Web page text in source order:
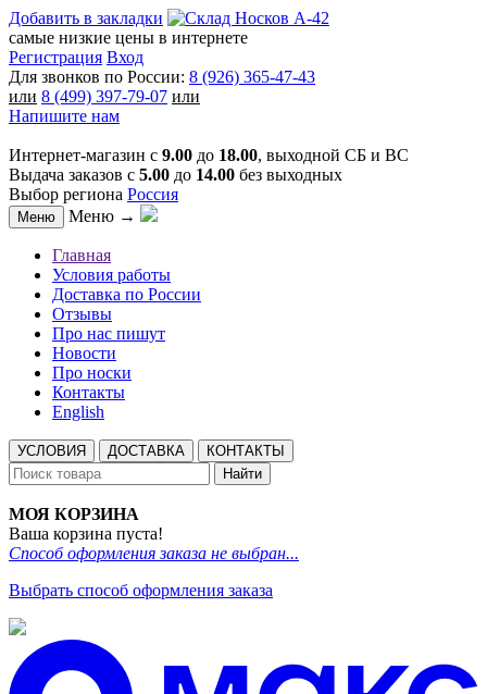
Добавить в закладки
самые низкие цены в интернете
Регистрация Вход
Для звонков по России: 8 (926) 365-47-43
или 8 (499) 397-79-07 или
Напишите нам
Интернет-магазин с 9.00 до 18.00, выходной СБ и ВС
Выдача заказов с 5.00 до 14.00 без выходных
Выбор региона Россия
Меню Меню →
Главная
Условия работы
Доставка по России
Отзывы
Про нас пишут
Новости
Про носки
Контакты
English
УСЛОВИЯ ДОСТАВКА
КОНТАКТЫ
Найти
МОЯ КОРЗИНА
Ваша корзина пуста!
Способ оформления заказа не выбран...
Выбрать способ оформления заказа